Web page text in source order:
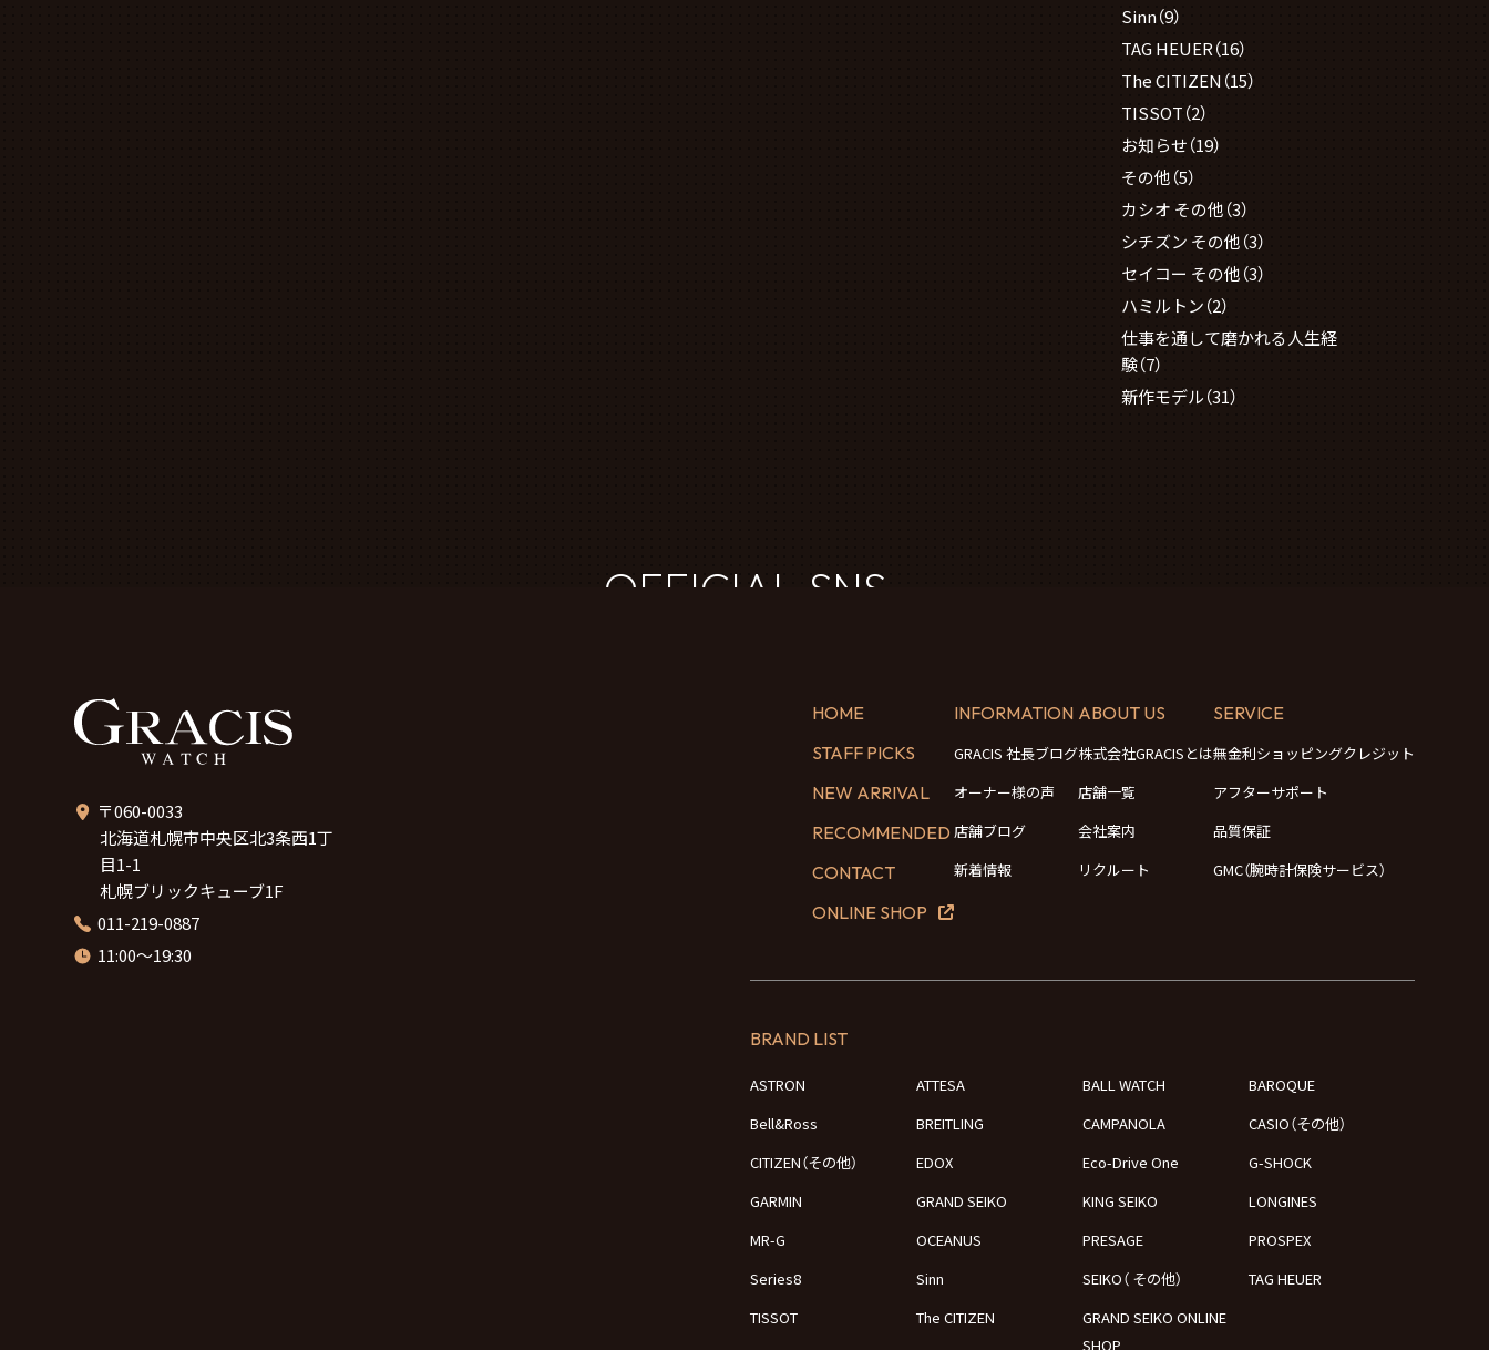
Sinn（9）
TAG HEUER（16）
The CITIZEN （15）
TISSOT（2）
お知らせ（19）
その他（5）
カシオ その他（3）
シチズン その他（3）
セイコー その他（3）
ハミルトン（2）
仕事を通して磨かれる人生経
験（7）
新作モデル（31）
OFFICIAL SNS
〒060-0033
北海道札幌市中央区北3条西1丁
目1-1
札幌ブリックキューブ1F
011-219-0887
11:00～19:30
HOME
STAFF PICKS
NEW ARRIVAL
RECOMMENDED
CONTACT
ONLINE SHOP
INFORMATION
GRACIS 社長ブログ
オーナー様の声
店舗ブログ
新着情報
ABOUT US
株式会社GRACISとは
店舗一覧
会社案内
リクルート
SERVICE
無金利ショッピングクレジット
アフターサポート
品質保証
GMC（腕時計保険サービス）
BRAND LIST
ASTRON ATTESA BALL WATCH
BAROQUE
Bell&Ross
BREITLING CAMPANOLA
CASIO（その他）
CITIZEN（その他）
EDOX Eco-Drive One
G-SHOCK
GARMIN
GRAND SEIKO KING SEIKO
LONGINES
MR-G
OCEANUS PRESAGE
PROSPEX
Series8
Sinn SEIKO（ その他）
TAG HEUER
TISSOT
The CITIZEN
GRAND SEIKO ONLINE
SHOP